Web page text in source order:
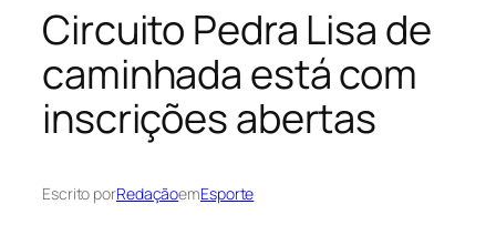
Circuito Pedra Lisa de
caminhada está com
inscrições abertas
Escrito porRedaçãoemEsporte